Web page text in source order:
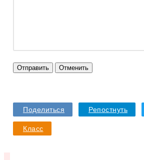
Отправить Отменить
Поделиться Репостнуть
Класс